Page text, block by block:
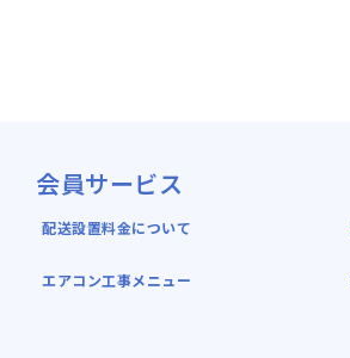
会員サービス
配送設置料金について
エアコン工事メニュー